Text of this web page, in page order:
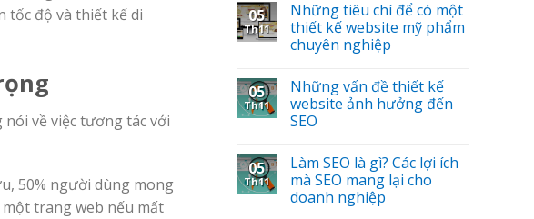
tốc độ và thiết kế di
về việc tương tác với
50% người dùng mong
trang web nếu mất
05
Th11
Những tiêu chí để có một
thiết kế website mỹ phẩm
chuyên nghiệp
05
Th11
Những vấn đề thiết kế
website ảnh hưởng đến
SEO
05
Th11
Làm SEO là gì? Các lợi ích
mà SEO mang lại cho
doanh nghiệp